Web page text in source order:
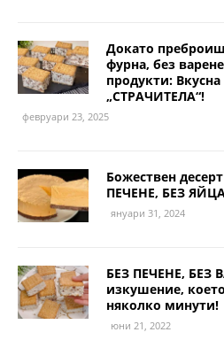
Докато
фурна, без
продукти:
„СТРАЧИТЕЛА“!
февруари 23, 2025
Божествен
ПЕЧЕНЕ, БЕЗ
януари 31, 2024
БЕЗ ПЕЧЕНЕ, БЕЗ
изкушение,
няколко минути!
юни 21, 2022